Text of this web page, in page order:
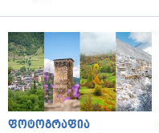
ფოტოგრაფია